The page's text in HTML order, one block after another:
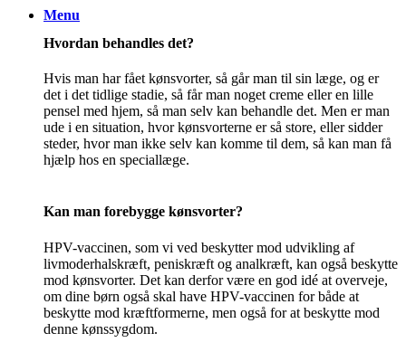
Menu
Hvordan behandles det?
Hvis man har fået kønsvorter, så går man til sin læge, og er
det i det tidlige stadie, så får man noget creme eller en lille
pensel med hjem, så man selv kan behandle det. Men er man
ude i en situation, hvor kønsvorterne er så store, eller sidder
steder, hvor man ikke selv kan komme til dem, så kan man få
hjælp hos en speciallæge.
Kan man forebygge kønsvorter?
HPV-vaccinen, som vi ved beskytter mod udvikling af
livmoderhalskræft, peniskræft og analkræft, kan også beskytte
mod kønsvorter. Det kan derfor være en god idé at overveje,
om dine børn også skal have HPV-vaccinen for både at
beskytte mod kræftformerne, men også for at beskytte mod
denne kønssygdom.